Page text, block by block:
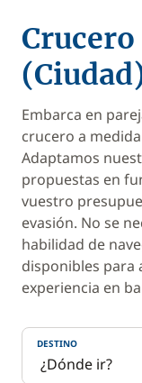
Embarca en
crucero a
Adaptamos
propuestas en
vuestro
evasión. No se
habilidad de
disponibles para
experiencia en
DESTINO